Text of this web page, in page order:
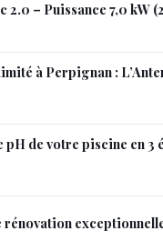
2.0 – Puissance 7,0
à Perpignan :
de votre piscine en 3
rénovation